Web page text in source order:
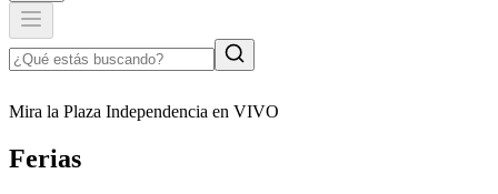
Mira la Plaza Independencia en VIVO
Ferias